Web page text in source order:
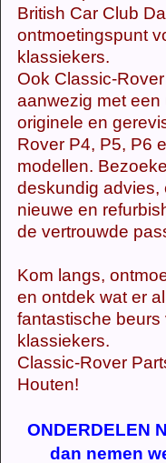
British Car Club
ontmoetingspunt
klassiekers.
Ook Classic-
aanwezig met een
originele en
Rover P4, P5, P6
modellen.
deskundig advies,
nieuwe en
de vertrouwde
Kom langs,
en ontdek wat er
fantastische beurs
klassiekers.
Classic-Rover
Houten!
ONDERDELEN
dan nemen